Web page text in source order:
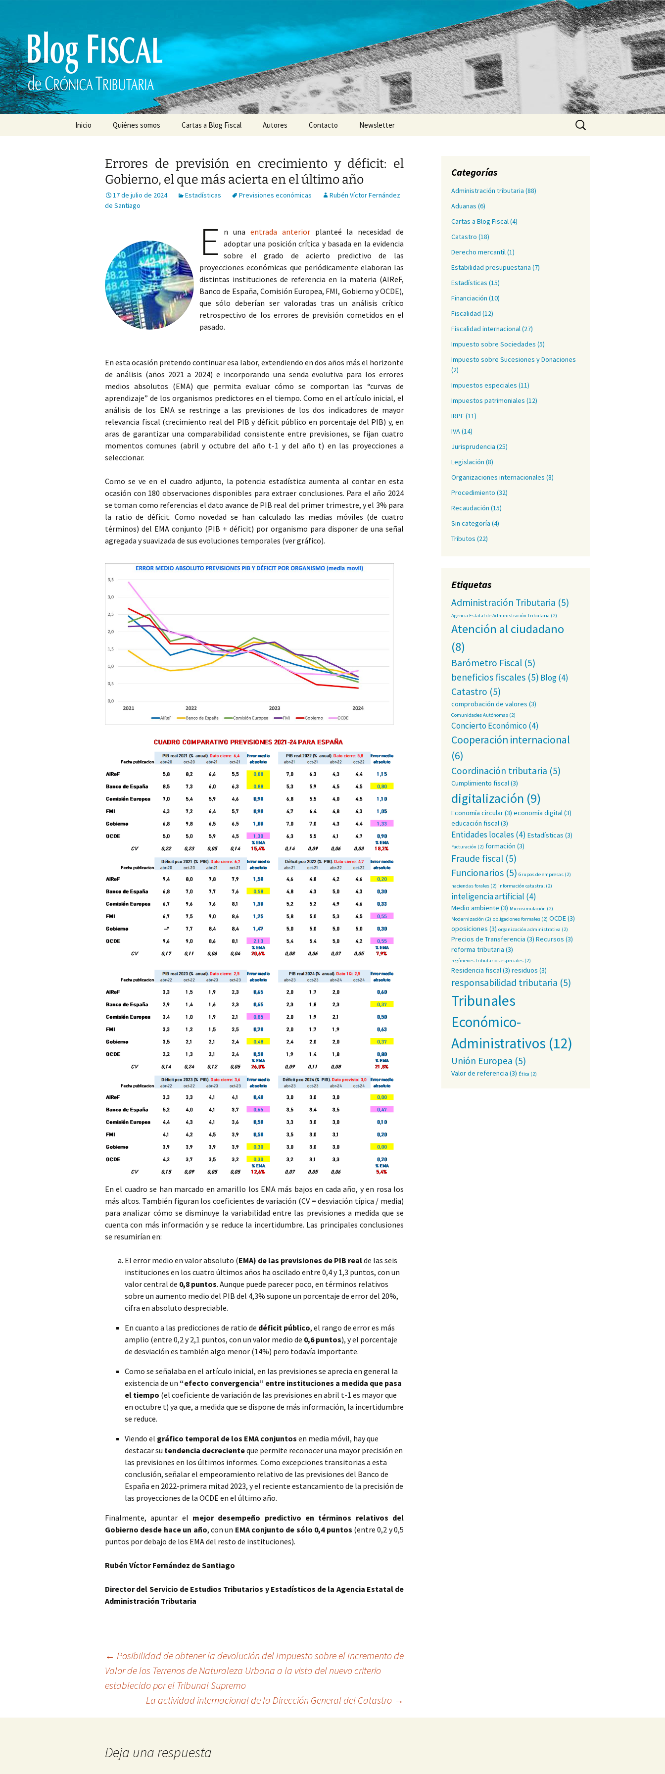
Inicio Quiénes somos Cartas a Blog Fiscal Autores Contacto Newsletter
Buscar:
Errores de previsión en crecimiento y déficit: el
Gobierno, el que más acierta en el último año
17 de julio de 2024 Estadísticas Previsiones económicas
Rubén Víctor Fernández
de Santiago
E n una entrada anterior planteé la necesidad de
adoptar una posición crítica y basada en la evidencia
sobre el grado de acierto predictivo de las
proyecciones económicas que periódicamente elaboran las
distintas instituciones de referencia en la materia (AIReF,
Banco de España, Comisión Europea, FMI, Gobierno y OCDE),
que sólo deberían ser valoradas tras un análisis crítico
retrospectivo de los errores de previsión cometidos en el
pasado.
En esta ocasión pretendo continuar esa labor, extendiendo en dos años más el horizonte
de análisis (años 2021 a 2024) e incorporando una senda evolutiva para los errores
medios absolutos (EMA) que permita evaluar cómo se comportan las “curvas de
aprendizaje” de los organismos predictores en el tiempo. Como en el artículo inicial, el
análisis de los EMA se restringe a las previsiones de los dos indicadores de mayor
relevancia fiscal (crecimiento real del PIB y déficit público en porcentaje del PIB) y, en
aras de garantizar una comparabilidad consistente entre previsiones, se fijan cuatro
momentos comunes (abril y octubre del año t-1 y del año t) en las proyecciones a
seleccionar.
Como se ve en el cuadro adjunto, la potencia estadística aumenta al contar en esta
ocasión con 180 observaciones disponibles para extraer conclusiones. Para el año 2024
se toman como referencias el dato avance de PIB real del primer trimestre, y el 3% para
la ratio de déficit. Como novedad se han calculado las medias móviles (de cuatro
términos) del EMA conjunto (PIB + déficit) por organismo para disponer de una señal
agregada y suavizada de sus evoluciones temporales (ver gráfico).
En el cuadro se han marcado en amarillo los EMA más bajos en cada año, y en rosa los
más altos. También figuran los coeficientes de variación (CV = desviación típica / media)
para analizar cómo se disminuye la variabilidad entre las previsiones a medida que se
cuenta con más información y se reduce la incertidumbre. Las principales conclusiones
se resumirían en:
El error medio en valor absoluto (EMA) de las previsiones de PIB realde las seis
instituciones en los cuatro últimos años ha oscilado entre 0,4 y 1,3 puntos, con un
valor central de 0,8 puntos. Aunque puede parecer poco, en términos relativos
sobre un aumento medio del PIB del 4,3% supone un porcentaje de error del 20%,
cifra en absoluto despreciable.
En cuanto a las predicciones de ratio de déficit público, el rango de error es más
amplio (entre 0,2 y 2,1 puntos, con un valor medio de 0,6 puntos), y el porcentaje
de desviación es también algo menor (14%) pero todavía importante.
Como se señalaba en el artículo inicial, en las previsiones se aprecia en general la
existencia de un “efecto convergencia” entre instituciones a medida que pasa
el tiempo (el coeficiente de variación de las previsiones en abril t-1 es mayor que
en octubre t) ya que, a medida que se dispone de más información, la incertidumbre
se reduce.
Viendo el gráfico temporal de los EMA conjuntos en media móvil, hay que
destacar su tendencia decrecienteque permite reconocer una mayor precisión en
las previsiones en los últimos informes. Como excepciones transitorias a esta
conclusión, señalar el empeoramiento relativo de las previsiones del Banco de
España en 2022-primera mitad 2023, y el reciente estancamiento de la precisión de
las proyecciones de la OCDE en el último año.
Finalmente, apuntar el mejor desempeño predictivo en términos relativos del
Gobierno desde hace un año, con un EMA conjunto de sólo 0,4 puntos (entre 0,2 y 0,5
puntos por debajo de los EMA del resto de instituciones).
Rubén Víctor Fernández de Santiago
Director del Servicio de Estudios Tributarios y Estadísticos de la Agencia Estatal de
Administración Tributaria
Navegación
entradas
← Posibilidad de obtener la devolución del Impuesto sobre el Incremento de
Valor de los Terrenos de Naturaleza Urbana a la vista del nuevo criterio
establecido por el Tribunal Supremo
La actividad internacional de la Dirección General del Catastro →
Deja una respuesta
Categorías
Administración tributaria (88)
Aduanas (6)
Cartas a Blog Fiscal(4)
Catastro (18)
Derecho mercantil(1)
Estabilidad presupuestaria (7)
Estadísticas (15)
Financiación (10)
Fiscalidad (12)
Fiscalidad internacional(27)
Impuesto sobre Sociedades (5)
Impuesto sobre Sucesiones y Donaciones
(2)
Impuestos especiales (11)
Impuestos patrimoniales (12)
IRPF(11)
IVA(14)
Jurisprudencia (25)
Legislación (8)
Organizaciones internacionales (8)
Procedimiento (32)
Recaudación (15)
Sin categoría (4)
Tributos (22)
Etiquetas
Administración Tributaria (5)
Agencia Estatal de Administración Tributaria (2)
Atención al ciudadano
(8)
Barómetro Fiscal (5)
beneficios fiscales (5) Blog(4)
Catastro (5)
comprobación de valores (3)
Comunidades Autónomas (2)
Concierto Económico(4)
Cooperación internacional
(6)
Coordinación tributaria (5)
Cumplimiento fiscal(3)
digitalización (9)
Economía circular(3) economía digital(3)
educación fiscal(3)
Entidades locales (4) Estadísticas (3)
Facturación (2) formación (3)
Fraude fiscal (5)
Funcionarios (5) Grupos de empresas (2)
haciendas forales (2) información catastral (2)
inteligencia artificial (4)
Medio ambiente (3) Microsimulación (2)
Modernización (2) obligaciones formales (2) OCDE(3)
oposiciones (3) organización administrativa (2)
Precios de Transferencia (3) Recursos (3)
reforma tributaria (3)
regímenes tributarios especiales (2)
Residencia fiscal(3) residuos (3)
responsabilidad tributaria (5)
Tribunales
Económico-
Administrativos (12)
Unión Europea (5)
Valor de referencia (3) Ética (2)